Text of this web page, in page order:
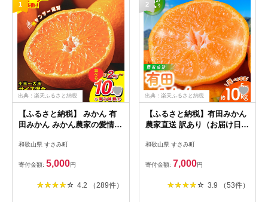
1
出典：楽天ふるさと納税
【ふるさと納税】 みかん 有
田みかん みかん農家の愛情た
★ 有田みかん 光センサー選
5kg 6kg 8kg 10kg サイズ混
みかん 果物 くだもの フルー
和歌山県 すさみ町
寄付金額: 5,000円
4.2 （289件）
2
出典：楽天ふるさと納税
【ふるさと納税】有田みかん
農家直送 訳あり（お届け日指
あり みかん 果物 くだもの フ
10000円 12000円 農家直送 サ
庭用 和歌山県 有田みかん
和歌山県 すさみ町
寄付金額: 7,000円
3.9 （53件）